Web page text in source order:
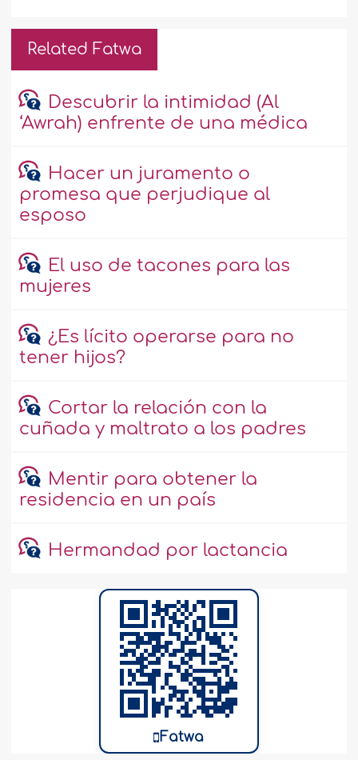
Related Fatwa
Descubrir la intimidad (Al
‘Awrah) enfrente de una médica
Hacer un juramento o
promesa que perjudique al
esposo
El uso de tacones para las
mujeres
¿Es lícito operarse para no
tener hijos?
Cortar la relación con la
cuñada y maltrato a los padres
Mentir para obtener la
residencia en un país
Hermandad por lactancia
Fatwa